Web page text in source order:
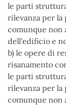
le parti
rilevanza per
comunque non
dell'edificio e
b) le opere di
risanamento
le parti
rilevanza per
comunque non